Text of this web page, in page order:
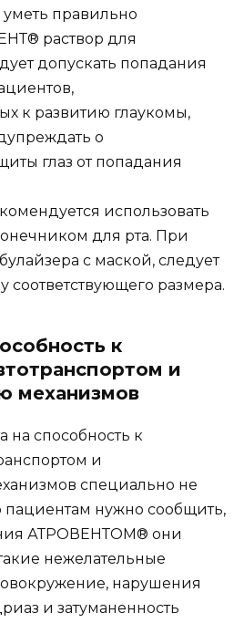
правильно
раствор для
допускать попадания
к развитию глаукомы,
о
глаз от попадания
использовать
для рта. При
с маской, следует
соответствующего размера.
к
и
механизмов
на способность к
и
специально не
пациентам нужно сообщить,
АТРОВЕНТОМ® они
нежелательные
нарушения
и затуманенность